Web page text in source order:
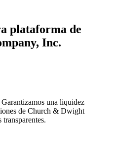
plataforma de
Inc.
una liquidez
de Church & Dwight